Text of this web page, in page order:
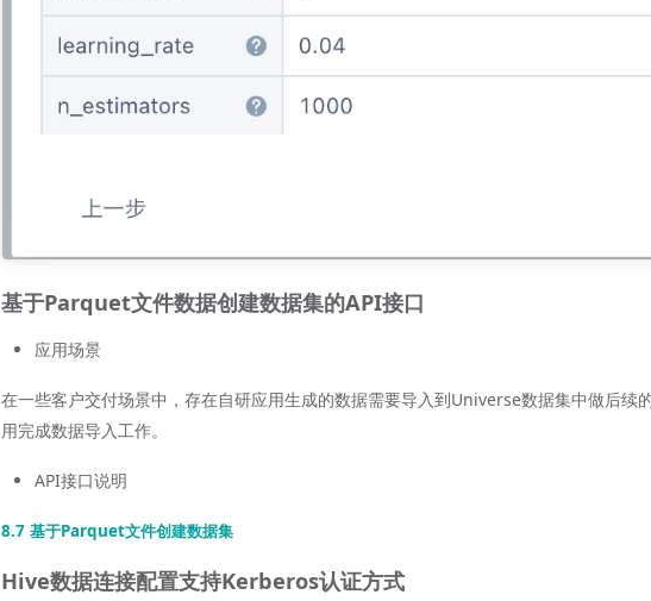
基于Parquet文件数据创建数据集的API接口
应用场景
在一些客户交付场景中，存在自研应用生成的数据需要导入到Universe数据集中做后续
用完成数据导入工作。
API接口说明
8.7 基于Parquet文件创建数据集
Hive数据连接配置支持Kerberos认证方式